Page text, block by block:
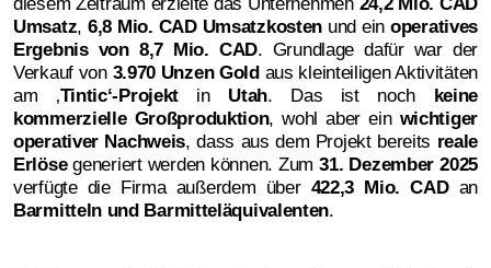
Umsatz, 6,8 Mio. CAD Umsatzkosten und einoperatives
Ergebnis von 8,7 Mio. CAD. Grundlage dafür war der
Verkauf von 3.970 Unzen Goldaus kleinteiligen Aktivitäten
am ‚Tintic‘-Projekt in Utah. Das ist noch keine
kommerzielle Großproduktion, wohl aber ein wichtiger
operativer Nachweis, dass aus dem Projekt bereits reale
Erlösegeneriert werden können. Zum31. Dezember 2025
verfügte die Firma außerdem über 422,3 Mio. CADan
Barmitteln und Barmitteläquivalenten.